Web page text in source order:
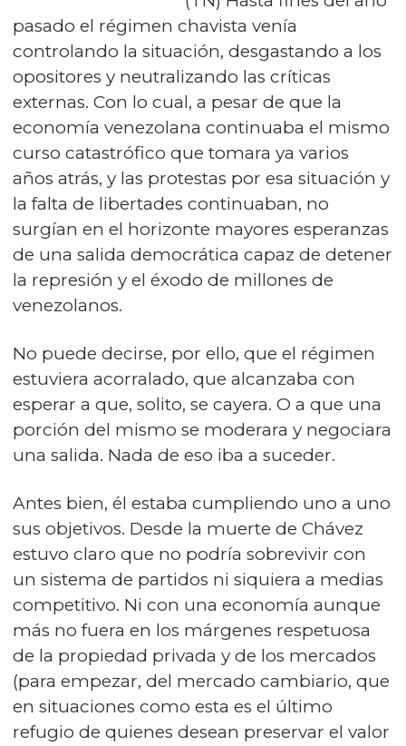
pasado el régimen chavista venía
controlando la situación, desgastando a los
opositores y neutralizando las críticas
externas. Con lo cual, a pesar de que la
economía venezolana continuaba el mismo
curso catastrófico que tomara ya varios
años atrás, y las protestas por esa situación y
la falta de libertades continuaban, no
surgían en el horizonte mayores esperanzas
de una salida democrática capaz de detener
la represión y el éxodo de millones de
venezolanos.
No puede decirse, por ello, que el régimen
estuviera acorralado, que alcanzaba con
esperar a que, solito, se cayera. O a que una
porción del mismo se moderara y negociara
una salida. Nada de eso iba a suceder.
Antes bien, él estaba cumpliendo uno a uno
sus objetivos. Desde la muerte de Chávez
estuvo claro que no podría sobrevivir con
un sistema de partidos ni siquiera a medias
competitivo. Ni con una economía aunque
más no fuera en los márgenes respetuosa
de la propiedad privada y de los mercados
(para empezar, del mercado cambiario, que
en situaciones como esta es el último
refugio de quienes desean preservar el valor